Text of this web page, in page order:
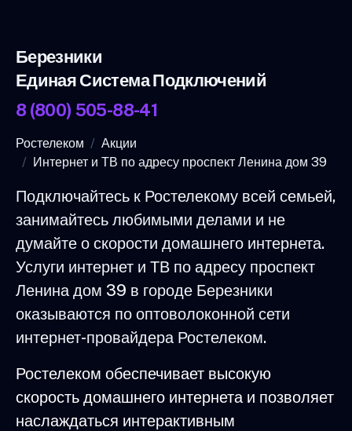
Березники
Единая Система Подключений
8 (800) 505-88-41
Ростелеком
Акции
Интернет и ТВ по адресу проспект Ленина дом 39
Подключайтесь к Ростелекому всей семьей,
занимайтесь любимыми делами и не
думайте о скорости домашнего интернета.
Услуги интернет и ТВ по адресу проспект
Ленина дом 39 в городе Березники
оказываются по оптоволоконной сети
интернет-провайдера Ростелеком.
Ростелеком обеспечивает высокую
скорость домашнего интернета и позволяет
наслаждаться интерактивным